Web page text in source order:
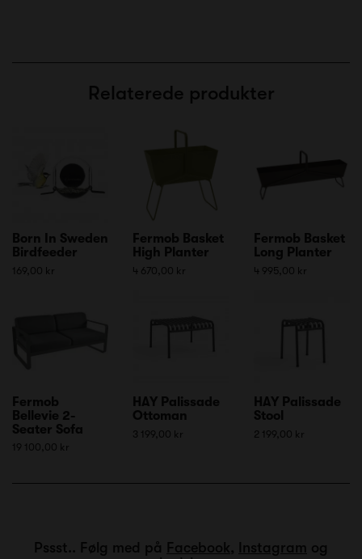
Relaterede produkter
Born In Sweden
Birdfeeder
169,00 kr
Fermob Basket
High Planter
4 670,00 kr
Fermob Basket
Long Planter
4 995,00 kr
Fermob
Bellevie 2-
Seater Sofa
19 100,00 kr
HAY Palissade
Ottoman
3 199,00 kr
HAY Palissade
Stool
2 199,00 kr
Pssst.. Følg med på Facebook, Instagram og